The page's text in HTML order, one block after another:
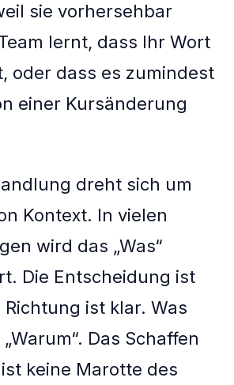
sie vorhersehbar
lernt, dass Ihr Wort
oder dass es zumindest
einer Kursänderung
dreht sich um
Kontext. In vielen
wird das „Was“
Die Entscheidung ist
ist klar. Was
Das Schaffen
keine Marotte des